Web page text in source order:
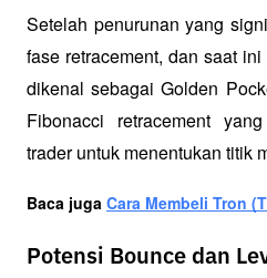
Setelah penurunan yang
fase retracement, dan saat
dikenal sebagai Golden
Fibonacci retracement
trader untuk menentukan titik
Baca juga Cara Membeli Tron
Potensi Bounce dan